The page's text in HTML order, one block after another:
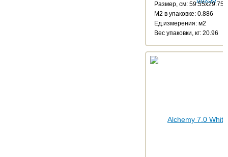
Размер, см: 59.55x29.75
М2 в упаковке: 0.886
Ед.измерения: м2
Веc упаковки, кг: 20.96